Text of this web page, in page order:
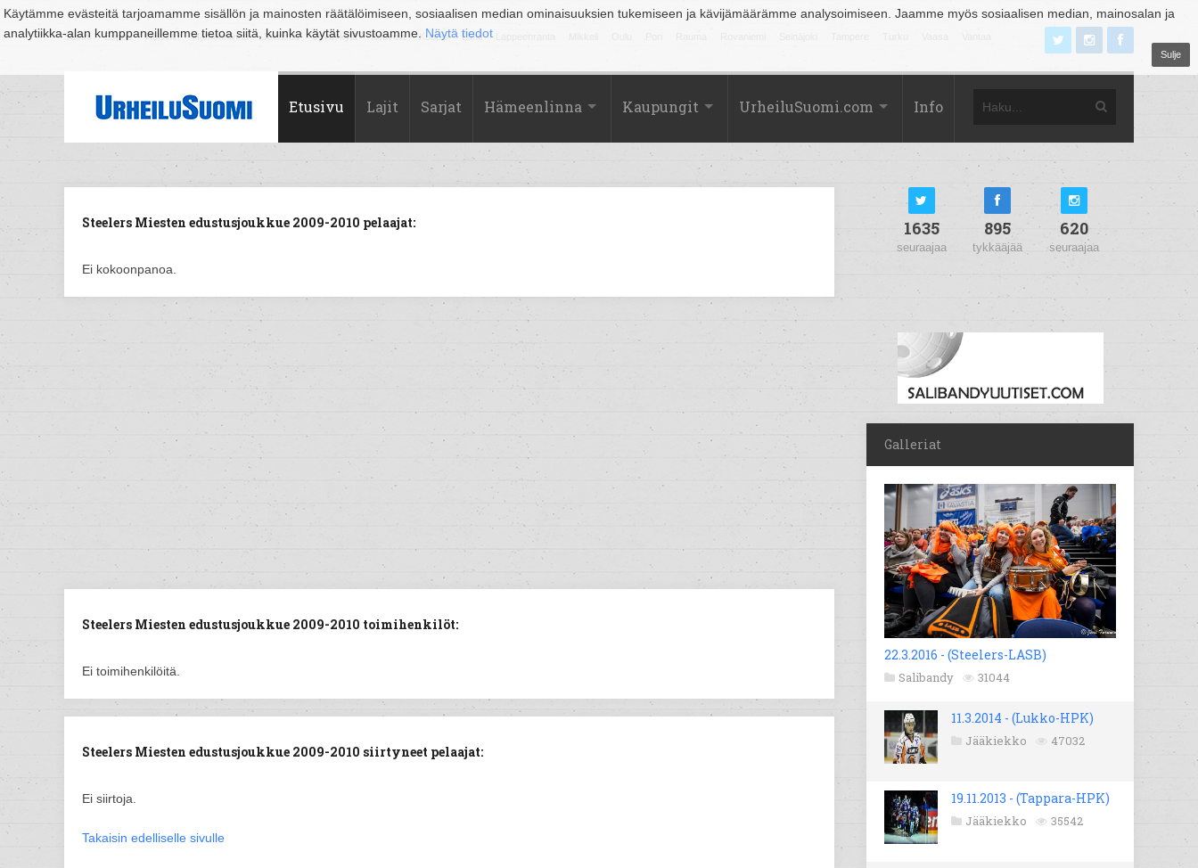
Käytämme evästeitä tarjoamamme sisällön ja mainosten räätälöimiseen, sosiaalisen median ominaisuuksien tukemiseen ja kävijämäärämme analysoimiseen. Jaamme myös sosiaalisen median, mainosalan ja
analytiikka-alan kumppaneillemme tietoa siitä, kuinka käytät sivustoamme. Näytä tiedot
Sulje
Suomi Espoo Helsinki Hämeenlinna Joensuu Jyväskylä Kouvola Kuopio Lahti
Etusivu Lajit Sarjat Hämeenlinna Kaupungit UrheiluSuomi.com Info
Steelers Miesten edustusjoukkue 2009-2010 pelaajat:
Ei kokoonpanoa.
Steelers Miesten edustusjoukkue 2009-2010 toimihenkilöt:
Ei toimihenkilöitä.
Steelers Miesten edustusjoukkue 2009-2010 siirtyneet pelaajat:
Ei siirtoja.
Takaisin edelliselle sivulle
1635
seuraajaa
895
tykkääjää
620
seuraajaa
Galleriat
22.3.2016 - (Steelers-LASB)
Salibandy 31044
11.3.2014 - (Lukko-HPK)
Jääkiekko 47032
19.11.2013 - (Tappara-HPK)
Jääkiekko 35542